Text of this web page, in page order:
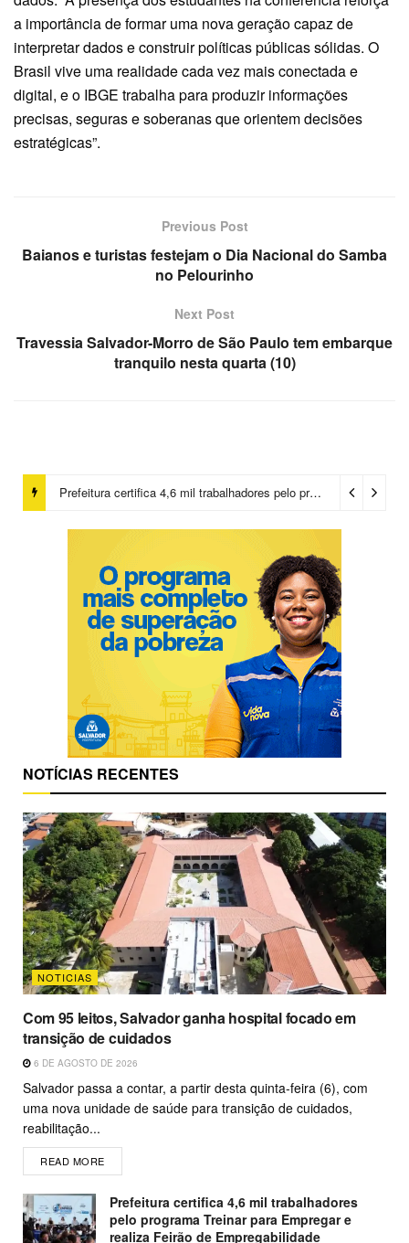
a importância de formar uma nova geração capaz de
interpretar dados e construir políticas públicas sólidas. O
Brasil vive uma realidade cada vez mais conectada e
digital, e o IBGE trabalha para produzir informações
precisas, seguras e soberanas que orientem decisões
estratégicas”.
Previous Post
Baianos e turistas festejam o Dia Nacional do Samba
no Pelourinho
Next Post
Travessia Salvador-Morro de São Paulo tem embarque
tranquilo nesta quarta (10)
Prefeitura certifica 4,6 mil trabalhadores pelo programa Treinar para Empregar e realiza Feirão de Empregabilidade
NOTÍCIAS RECENTES
NOTICIAS
Com 95 leitos, Salvador ganha hospital focado em
transição de cuidados
6 DE AGOSTO DE 2026
Salvador passa a contar, a partir desta quinta-feira (6), com
uma nova unidade de saúde para transição de cuidados,
reabilitação...
READ MORE
Prefeitura certifica 4,6 mil trabalhadores
pelo programa Treinar para Empregar e
realiza Feirão de Empregabilidade